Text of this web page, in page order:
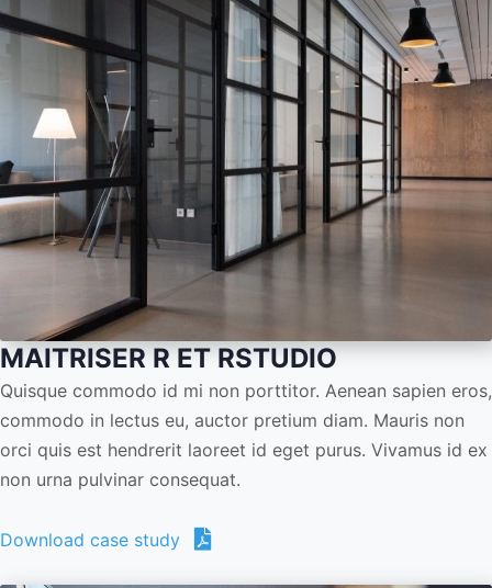
MAITRISER R ET RSTUDIO
Quisque commodo id mi non porttitor. Aenean sapien eros,
commodo in lectus eu, auctor pretium diam. Mauris non
orci quis est hendrerit laoreet id eget purus. Vivamus id ex
non urna pulvinar consequat.
Download case study